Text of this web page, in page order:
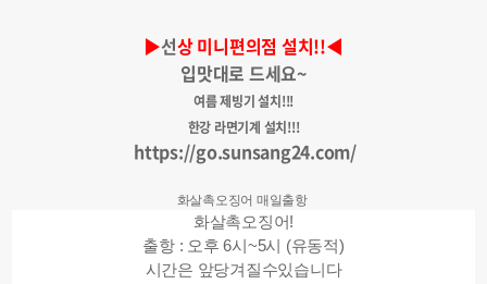
▶선상 미니편의점 설치!!◀
입맛대로 드세요~
여름 제빙기 설치!!!
한강 라면기계 설치!!!
https://go.sunsang24.com/
화살촉오징어 매일출항
화살촉오징어!
출항 : 오후 6시~5시 (유동적)
시간은 앞당겨질수있습니다